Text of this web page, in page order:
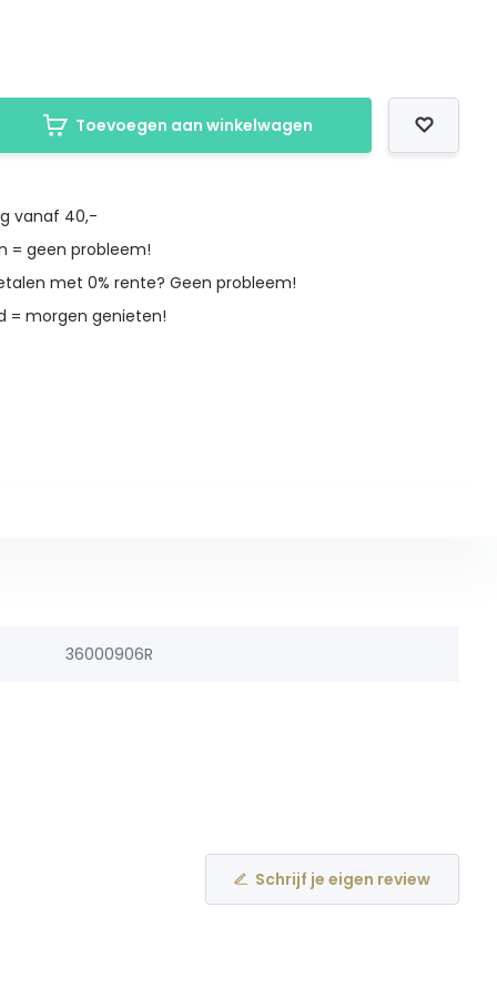
Toevoegen aan winkelwagen
vanaf 40,-
= geen probleem!
met 0% rente? Geen probleem!
= morgen genieten!
36000906R
Schrijf je eigen review